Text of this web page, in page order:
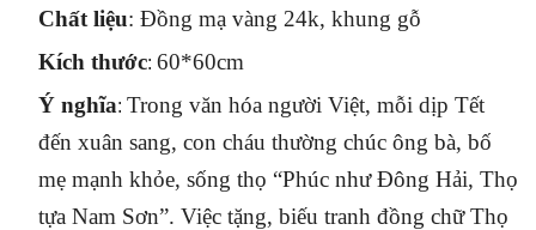
Chất liệu: Đồng mạ vàng 24k, khung gỗ
Kích thước: 60*60cm
Ý nghĩa: Trong văn hóa người Việt, mỗi dịp Tết
đến xuân sang, con cháu thường chúc ông bà, bố
mẹ mạnh khỏe, sống thọ “Phúc như Đông Hải, Thọ
tựa Nam Sơn”. Việc tặng, biếu tranh đồng chữ Thọ